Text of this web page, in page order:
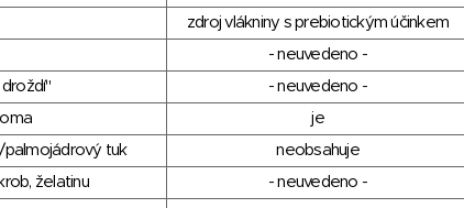
zdroj vlákniny s prebiotickým účinkem
- neuvedeno -
- neuvedeno -
je
tuk
neobsahuje
želatinu
- neuvedeno -